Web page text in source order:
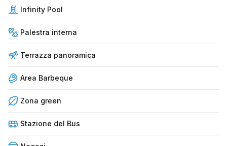
Infinity Pool
Palestra interna
Terrazza panoramica
Area Barbeque
Zona green
Stazione del Bus